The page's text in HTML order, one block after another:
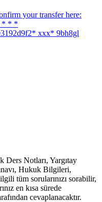
your transfer here:
* * *
ххх* 9bh8gl
Notları, Yargıtay
Hukuk Bilgileri,
tüm sorularınızı sorabilir,
en kısa sürede
cevaplanacaktır.